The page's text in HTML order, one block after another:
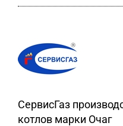
СервисГаз
котлов марки Очаг